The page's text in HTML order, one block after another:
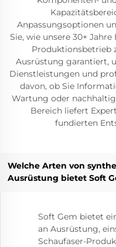
Anpassungsoptionen
Sie, wie unsere 30+
Produktionsbetrieb
Ausrüstung garantiert,
Dienstleistungen und
davon, ob Sie
Wartung oder
Bereich liefert
fundierten
Welche Arten von
Ausrüstung bietet Soft
Soft Gem bietet
an Ausrüstung,
Schaufaser-